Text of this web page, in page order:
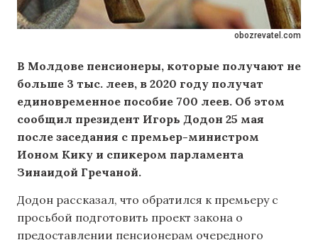
obozrevatel.com
В Молдове пенсионеры, которые получают не
больше 3 тыс. леев, в 2020 году получат
единовременное пособие 700 леев. Об этом
сообщил президент Игорь Додон 25 мая
после заседания с премьер-министром
Ионом Кику и спикером парламента
Зинаидой Гречаной.
Додон рассказал, что обратился к премьеру с
просьбой подготовить проект закона о
предоставлении пенсионерам очередного